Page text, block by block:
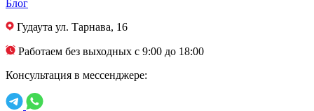
Блог
Гудаута ул. Тарнава, 16
Работаем без выходных с 9:00 до 18:00
Консультация в мессенджере: